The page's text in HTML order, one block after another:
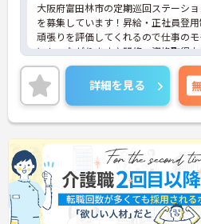
大阪府富田林市の定期巡回ステーシ
を募集しています！昇給・正社員登用
頑張りを評価してくれるので仕事の
にもつながります♪研修・資格取得
り、働きながらスキルアップができ
イントです◎ご興味のある方は、面接
お伝えしますのでお気軽にご連絡く
詳細を見る